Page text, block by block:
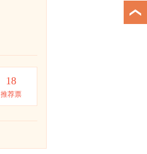
18
推荐票